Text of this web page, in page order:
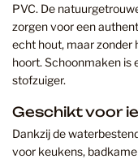
PVC. De
zorgen voor een
echt hout, maar zonder
hoort. Schoonmaken is
stofzuiger.
Geschikt voor
Dankzij de
voor keukens,